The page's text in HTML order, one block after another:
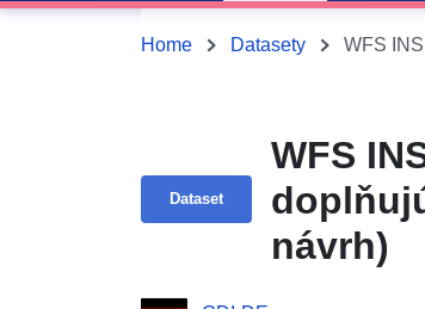
Home Datasety
Dataset
WFS
návrh)